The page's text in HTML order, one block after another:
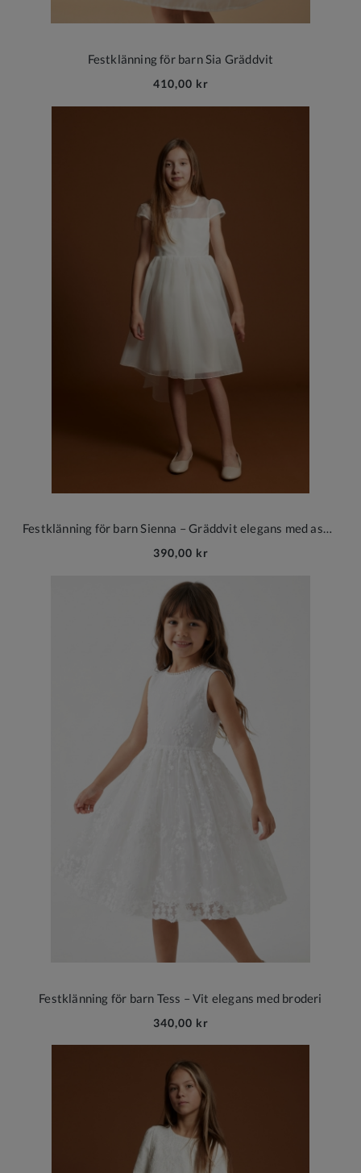
Festklänning för barn Sia Gräddvit
410,00 kr
Festklänning för barn Sienna – Gräddvit elegans med asymmetrisk skärning
390,00 kr
Festklänning för barn Tess – Vit elegans med broderi
340,00 kr